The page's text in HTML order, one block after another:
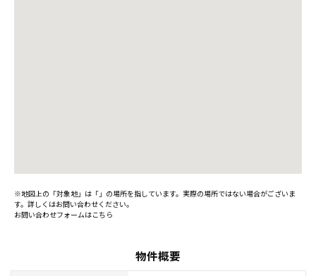
※地図上の「対象地」は「」の場所を指しています。実際の場所ではない場合がございま
す。詳しくはお問い合わせください。
お問い合わせフォームはこちら
物件概要